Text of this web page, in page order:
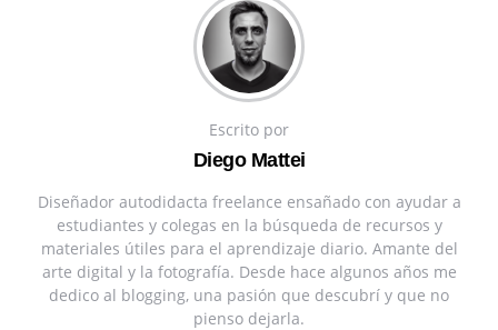
Escrito por
Diego Mattei
Diseñador autodidacta freelance ensañado con ayudar a
estudiantes y colegas en la búsqueda de recursos y
materiales útiles para el aprendizaje diario. Amante del
arte digital y la fotografía. Desde hace algunos años me
dedico al blogging, una pasión que descubrí y que no
pienso dejarla.